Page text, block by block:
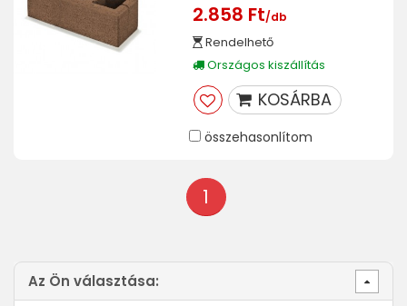
2.858 Ft/db
Rendelhető
Országos kiszállítás
KOSÁRBA
összehasonlítom
1
Az Ön választása: